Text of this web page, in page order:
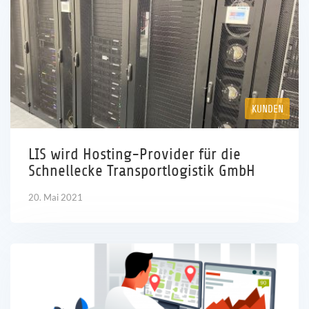
KUNDEN
LIS wird Hosting-Provider für die
Schnellecke Transportlogistik GmbH
20. Mai 2021